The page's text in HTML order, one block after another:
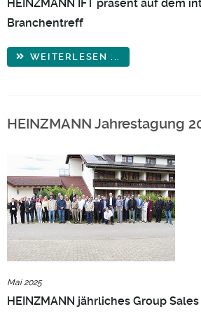
HEINZMANN IFT präsent auf dem
Branchentreff
WEITERLESEN ...
HEINZMANN Jahrestagung
Mai 2025
HEINZMANN jährliches Group